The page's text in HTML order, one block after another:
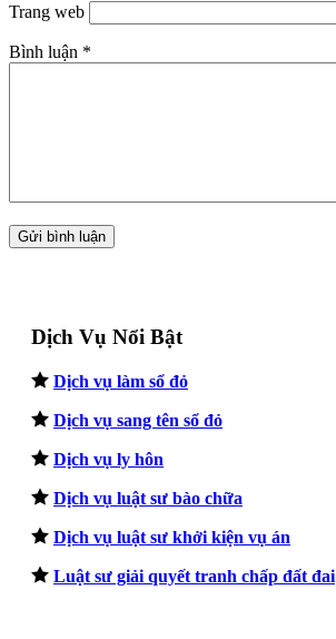
Trang web
Bình luận *
Dịch Vụ Nổi Bật
Dịch vụ làm sổ đỏ
Dịch vụ sang tên sổ đỏ
Dịch vụ ly hôn
Dịch vụ luật sư bào chữa
Dịch vụ luật sư khởi kiện vụ án
Luật sư giải quyết tranh chấp đất đai